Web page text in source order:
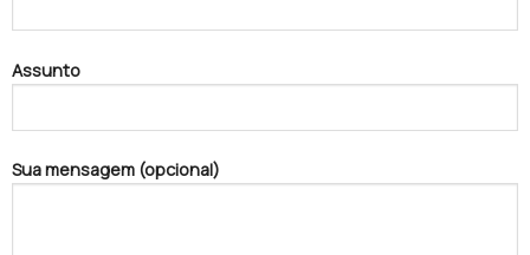
Assunto
Sua mensagem (opcional)